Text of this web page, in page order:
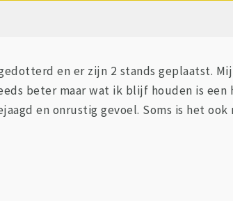
en er zijn 2 stands geplaatst.
beter maar wat ik blijf houden is een
en onrustig gevoel. Soms is het